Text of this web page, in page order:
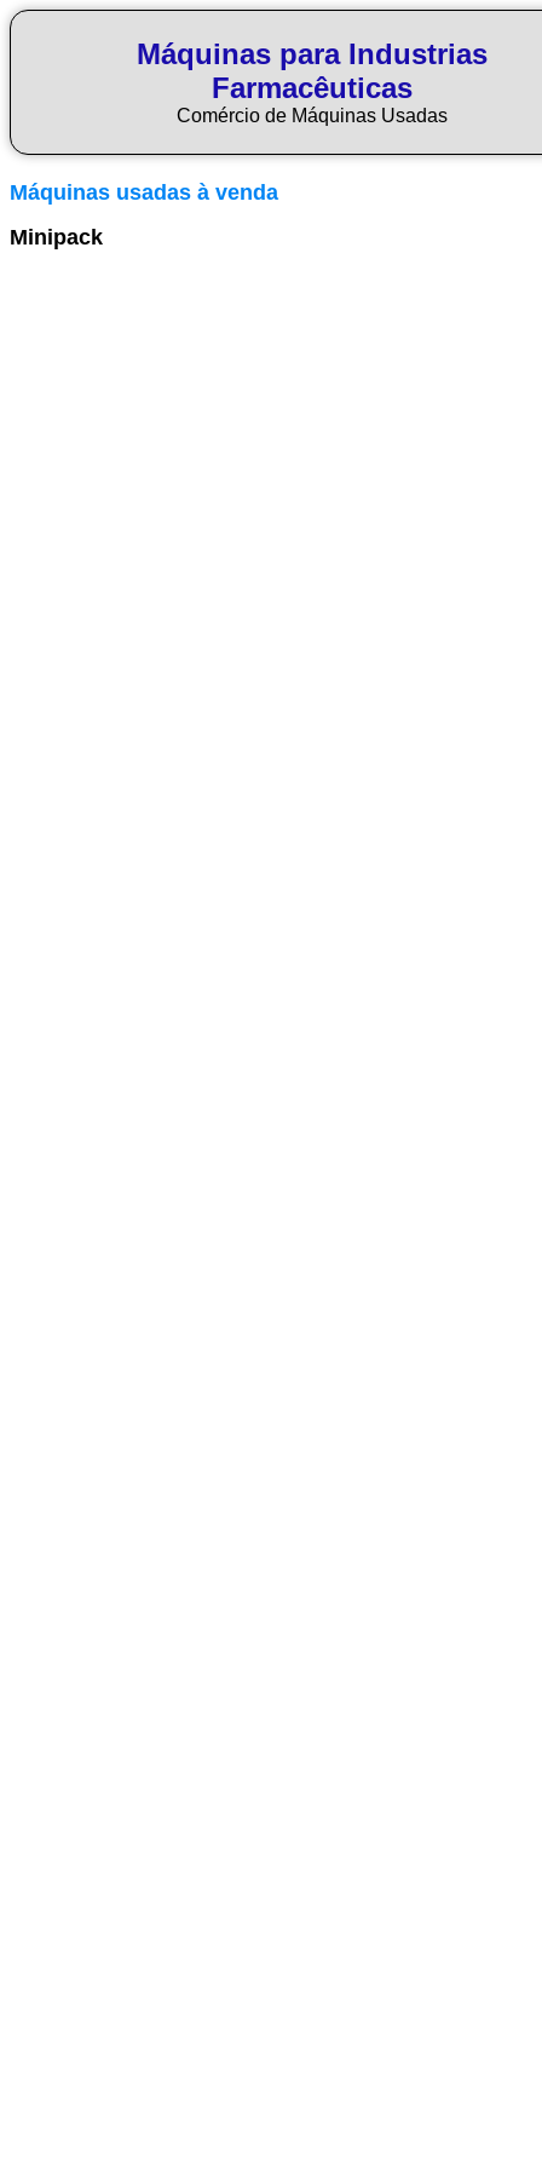
Máquinas para Industrias
Farmacêuticas
Comércio de Máquinas Usadas
Máquinas usadas à venda
Minipack